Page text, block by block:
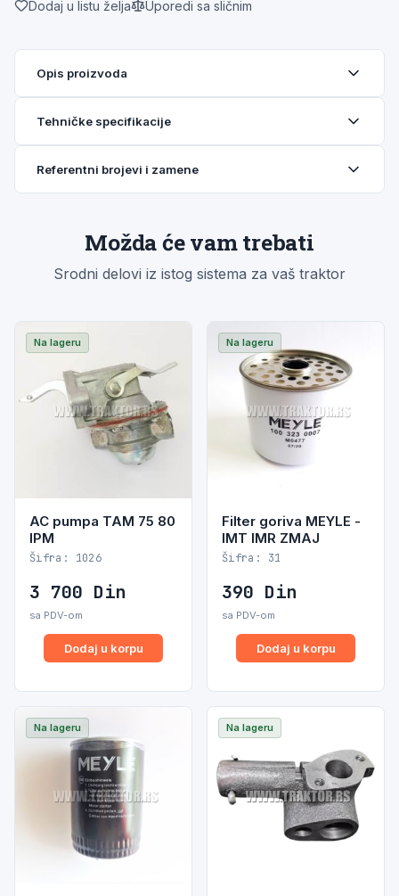
Dodaj u listu želja Uporedi sa sličnim
Opis proizvoda
Tehničke specifikacije
Referentni brojevi i zamene
Možda će vam trebati
Srodni delovi iz istog sistema za vaš traktor
Na lageru
AC pumpa TAM 75 80
IPM
Šifra: 1026
3 700 Din
sa PDV-om
Dodaj u korpu
Na lageru
Filter goriva MEYLE -
IMT IMR ZMAJ
Šifra: 31
390 Din
sa PDV-om
Dodaj u korpu
Na lageru Na lageru